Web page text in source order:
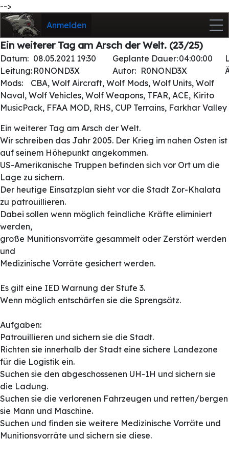
-->
Anmelden
Ein weiterer Tag am Arsch der Welt. (23/25)
Datum: 08.05.2021 19:30 Geplante Dauer:04:00:00
Leitung: R0NOND3X Autor: R0NOND3X
Mods:
CBA, Wolf Aircraft, Wolf Mods, Wolf Units, Wolf
Naval, Wolf Vehicles, Wolf Weapons, TFAR, ACE, Kirito
MusicPack, FFAA MOD, RHS, CUP Terrains, Farkhar Valley
Ein weiterer Tag am Arsch der Welt.
Wir schreiben das Jahr 2005. Der Krieg im nahen Osten ist
auf seinem Höhepunkt angekommen.
US-Amerikanische Truppen befinden sich vor Ort um die
Lage zu sichern.
Der heutige Einsatzplan sieht vor die Stadt Zor-Khalata
zu patrouillieren.
Dabei sollen wenn möglich feindliche Kräfte eliminiert
werden,
große Munitionsvorräte gesammelt oder Zerstört werden
und
Medizinische Vorräte gesichert werden.
Es gilt eine IED Warnung der Stufe 3.
Wenn möglich entschärfen sie die Sprengsätz.
Aufgaben:
Patrouillieren und sichern sie die Stadt.
Richten sie innerhalb der Stadt eine sichere Landezone
für die Logistik ein.
Suchen sie den abgeschossenen UH-1H und sichern sie
die Ladung.
Suchen sie die verlorenen Fahrzeugen und retten/bergen
sie Mann und Maschine.
Suchen und finden sie weitere Medizinische Vorräte und
Munitionsvorräte und sichern sie diese.